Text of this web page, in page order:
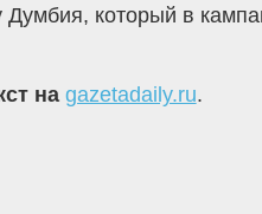
который в
на gazetadaily.ru.